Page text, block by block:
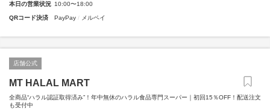
本日の営業状況 10:00〜18:00
QRコード決済 PayPay メルペイ
店舗公式
MT HALAL MART
全商品“ハラル認証取得済み”！年中無休のハラル食品専門スーパー｜初回15％OFF！配送注文
も受付中